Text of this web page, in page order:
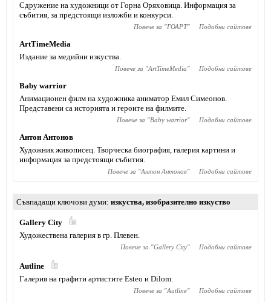
Сдружение на художници от Горна Оряховица. Информация за
събития, за предстоящи изложби и конкурси.
Повече за "ГОАРТ" Подобни сайтове
ArtTimeMedia
Издание за медийни изкуства.
Повече за "ArtTimeMedia" Подобни сайтове
Baby warrior
Анимационен филм на художника аниматор Емил Симеонов.
Представени са историята и героите на филмите.
Повече за "Baby warrior" Подобни сайтове
Антон Антонов
Художник живописец. Творческа биография, галерия картини и
информация за предстоящи събития.
Повече за "Антон Антонов" Подобни сайтове
Съвпадащи ключови думи изкуства, изобразително изкуство
Gallery City
Художествена галерия в гр. Плевен.
Повече за "Gallery City" Подобни сайтове
Autline
Галерия на графити артистите Esteo и Dilom.
Повече за "Autline" Подобни сайтове